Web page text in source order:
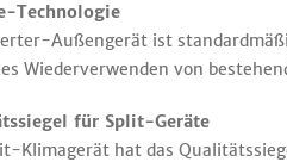
Technologie
Außengerät ist
Wiederverwenden von
für Split-Geräte
Klimagerät hat das